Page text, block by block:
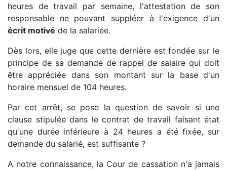
heures de travail par semaine, l'attestation de son
responsable ne pouvant suppléer à l'exigence d'un
écrit motivé de la salariée.
Dès lors, elle juge que cette dernière est fondée sur le
principe de sa demande de rappel de salaire qui doit
être appréciée dans son montant sur la base d'un
horaire mensuel de 104 heures.
Par cet arrêt, se pose la question de savoir si une
clause stipulée dans le contrat de travail faisant état
qu'une durée inférieure à 24 heures a été fixée, sur
demande du salarié, est suffisante ?
A notre connaissance, la Cour de cassation n'a jamais